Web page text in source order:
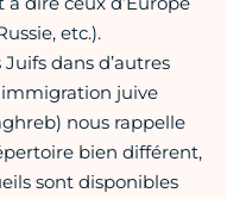
etc.).
dans d’autres
immigration juive
nous rappelle
bien différent,
sont disponibles